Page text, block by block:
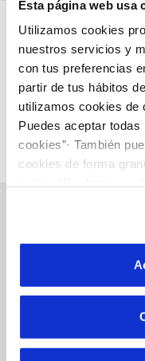
Esta página web usa
Utilizamos cookies
nuestros servicios y
con tus preferencias
partir de tus hábitos
utilizamos cookies de
Puedes aceptar todas
cookies”· También
cookies de forma
son indispensables
por tanto no se
más información en
Gestiones Online